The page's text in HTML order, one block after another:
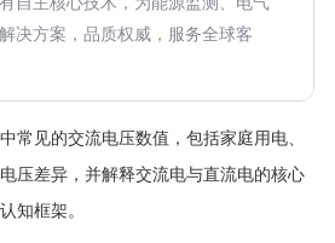
决方案，品质权威，服务全球客
常见的交流电压数值，包括家庭用电、
压差异，并解释交流电与直流电的核心
知框架。